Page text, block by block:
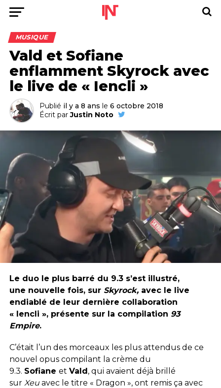
MUSIQUE
Vald et Sofiane
enflamment Skyrock avec
le live de « Iencli »
Publié il y a 8 ans le 6 octobre 2018
Écrit par Justin Noto
Le duo le plus barré du 9.3 s’est illustré,
une nouvelle fois, sur Skyrock,avec le live
endiablé de leur dernière collaboration
« Iencli », présente sur la compilation 93
Empire.
C’était l’un des morceaux les plus attendus de ce
nouvel opus compilant la crème du
9.3. Sofiane et Vald, qui avaient déjà brillé
sur Xeu avec le titre « Dragon », ont remis ça avec